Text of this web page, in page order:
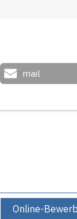
mail
Online-